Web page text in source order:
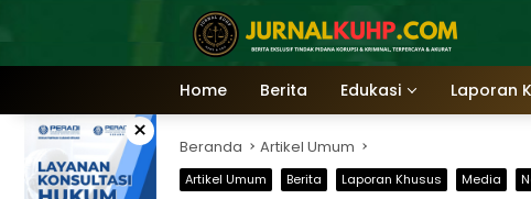
Home
Berita Edukasi Laporan
× Beranda Artikel Umum
Artikel Umum Berita Laporan Khusus Media